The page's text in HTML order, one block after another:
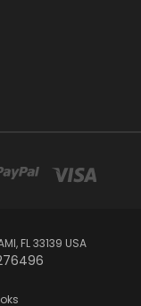
FL 33139 USA